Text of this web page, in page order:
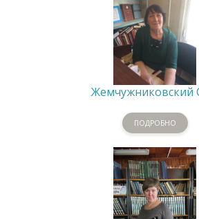
Жемчужниковский
ПОДРОБНО